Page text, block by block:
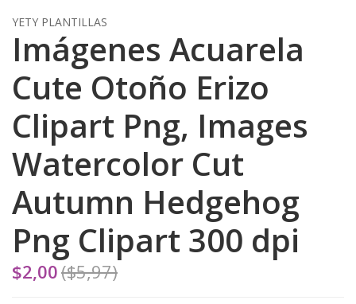
YETY PLANTILLAS
Imágenes Acuarela
Cute Otoño Erizo
Clipart Png, Images
Watercolor Cut
Autumn Hedgehog
Png Clipart 300 dpi
$2,00($5,97)